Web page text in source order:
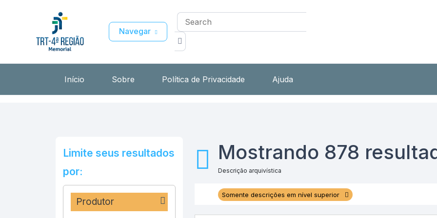
Navegar
Início Sobre Política de Privacidade Ajuda
Limite seus resultados
por:
Produtor
Mostrando 878
Descrição arquivística
Somente descrições em nível superior